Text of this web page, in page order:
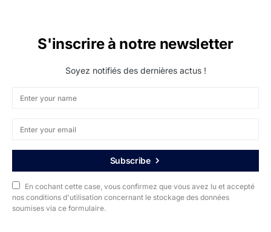
S'inscrire à notre newsletter
Soyez notifiés des dernières actus !
Subscribe
En cochant cette case, vous confirmez que vous avez lu et accepté
nos conditions d'utilisation concernant le stockage des données
soumises via ce formulaire.